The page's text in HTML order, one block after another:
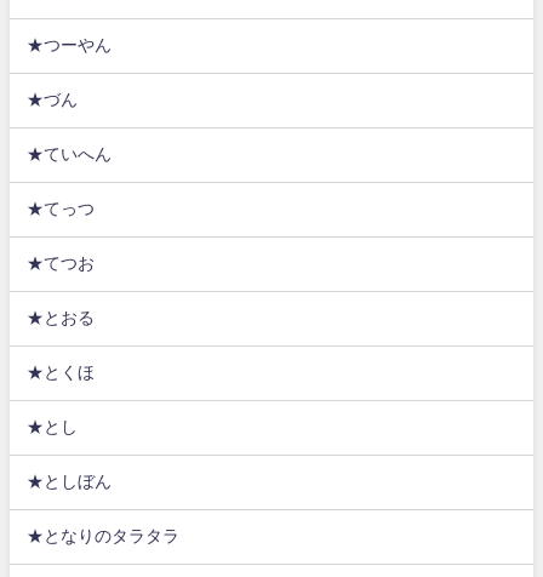
★つーやん
★づん
★ていへん
★てっつ
★てつお
★とおる
★とくほ
★とし
★としぼん
★となりのタラタラ